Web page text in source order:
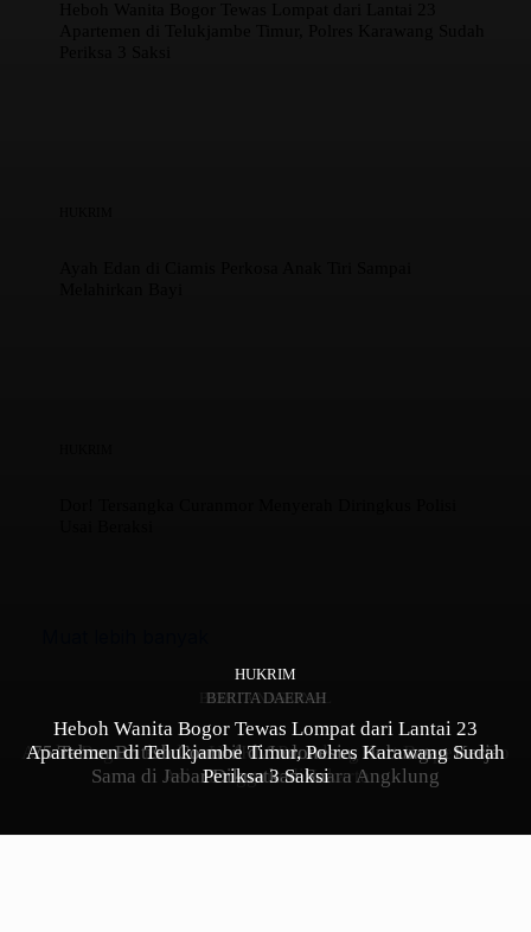
BERITA NASIONAL
Aneka Ragam Produk UMKM Pemalang Ikut Berperan Go
Asia Tenggara di Jakarta
BERITA DAERAH
75 Tahun British Council di Indonesia, Hubungan Kerja
Sama di Jabar Dikuatkan Suara Angklung
HUKRIM
Heboh Wanita Bogor Tewas Lompat dari Lantai 23
Apartemen di Telukjambe Timur, Polres Karawang Sudah
Periksa 3 Saksi